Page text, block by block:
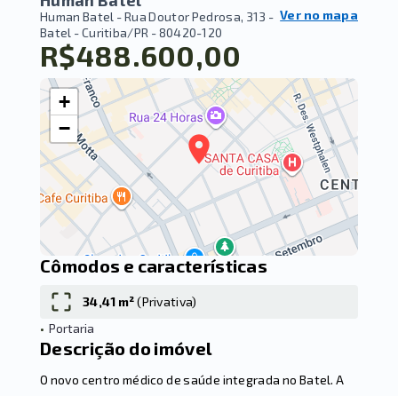
Human Batel -Rua Doutor Pedrosa, 313 -
Batel - Curitiba/PR - 80420-120
Ver no mapa
R$488.600,00
+
−
Cômodos e características
34,41 m²(Privativa)
• Portaria
Descrição do imóvel
O novo centro médico de saúde integrada no Batel. A